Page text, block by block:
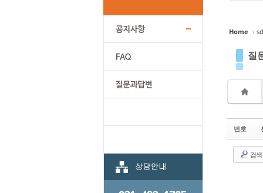
Home ›
질
번호
검색
Sketchbook5, 스케치북5
Sketchbook5, 스케치북5
Sketchbook5, 스케치북5
Sketchbook5, 스케치북5